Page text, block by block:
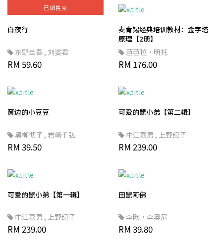
已销售完
白夜行
东野圭吾 , 刘姿君
RM 59.60
麦肯锡经典培训教材：金字塔
原理【2册】
芭芭拉·明托
RM 176.00
窗边的小豆豆
黑柳彻子 , 岩崎千弘
RM 39.50
可爱的鼠小弟【第二辑】
中江嘉男 , 上野纪子
RM 239.00
可爱的鼠小弟【第一辑】
中江嘉男 , 上野纪子
RM 239.00
田鼠阿佛
李欧·李奥尼
RM 39.80